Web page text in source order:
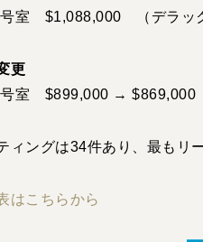
室 $1,088,000 （デラック
更
号室 $899,000 → $869,000
ィングは34件あり、最もリ
はこちらから